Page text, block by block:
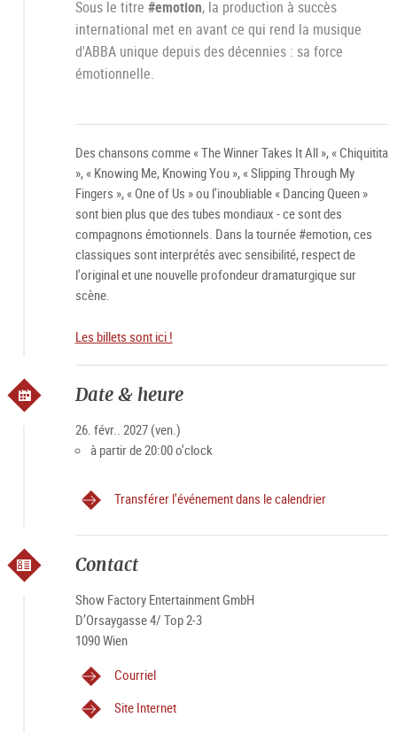
Sous le titre #emotion, la production à succès
international met en avant ce qui rend la musique
d'ABBA unique depuis des décennies : sa force
émotionnelle.
Des chansons comme « The Winner Takes It All », « Chiquitita
», « Knowing Me, Knowing You », « Slipping Through My
Fingers », « One of Us » ou l'inoubliable « Dancing Queen »
sont bien plus que des tubes mondiaux - ce sont des
compagnons émotionnels. Dans la tournée #emotion, ces
classiques sont interprétés avec sensibilité, respect de
l'original et une nouvelle profondeur dramaturgique sur
scène.
Les billets sont ici !
Date & heure
26. févr.. 2027 (ven.)
à partir de 20:00 o'clock
Transférer l'événement dans le calendrier
Contact
Show Factory Entertainment GmbH
D’Orsaygasse 4/ Top 2-3
1090 Wien
Courriel
Site Internet